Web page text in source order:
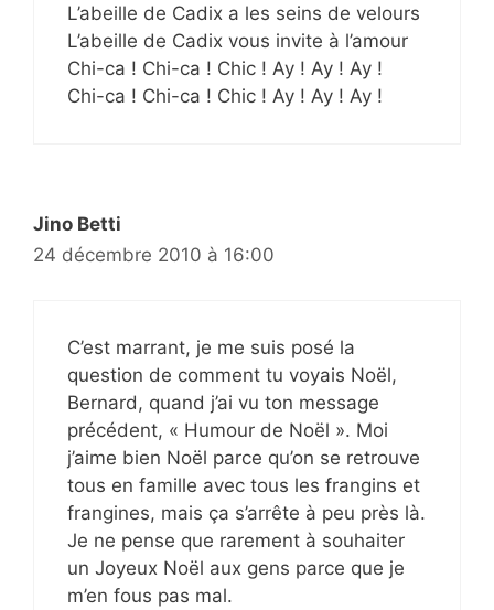
L’abeille de Cadix a les seins de velours
L’abeille de Cadix vous invite à l’amour
Chi-ca ! Chi-ca ! Chic ! Ay ! Ay ! Ay !
Chi-ca ! Chi-ca ! Chic ! Ay ! Ay ! Ay !
Jino Betti
24 décembre 2010 à 16:00
C’est marrant, je me suis posé la
question de comment tu voyais Noël,
Bernard, quand j’ai vu ton message
précédent, « Humour de Noël ». Moi
j’aime bien Noël parce qu’on se retrouve
tous en famille avec tous les frangins et
frangines, mais ça s’arrête à peu près là.
Je ne pense que rarement à souhaiter
un Joyeux Noël aux gens parce que je
m’en fous pas mal.